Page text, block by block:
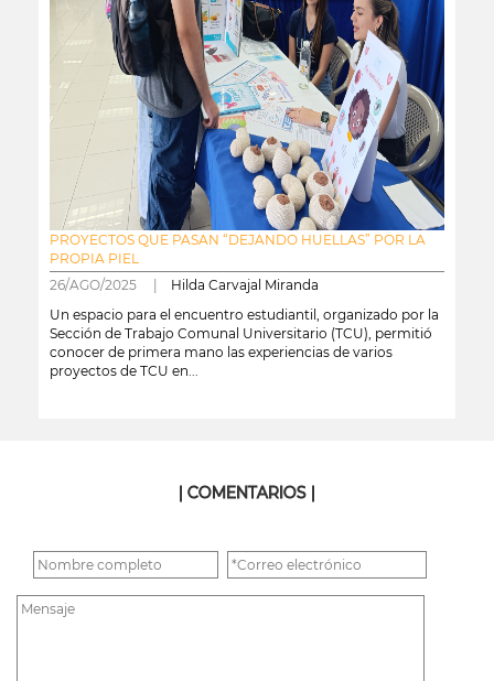
PROYECTOS QUE PASAN “DEJANDO HUELLAS” POR LA
PROPIA PIEL
26/AGO/2025 | Hilda Carvajal Miranda
Un espacio para el encuentro estudiantil, organizado por la
Sección de Trabajo Comunal Universitario (TCU), permitió
conocer de primera mano las experiencias de varios
proyectos de TCU en...
| COMENTARIOS |